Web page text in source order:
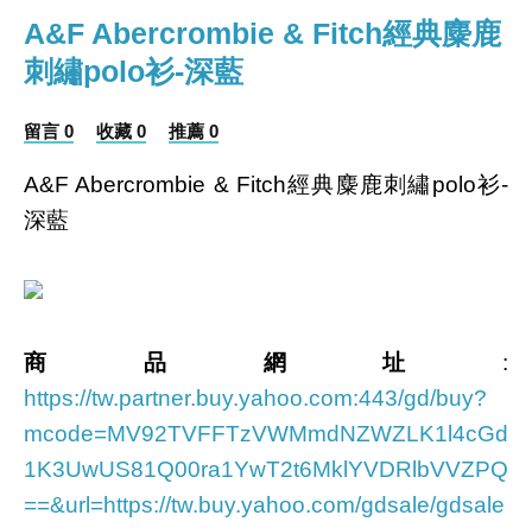
A&F Abercrombie & Fitch經典麋鹿
刺繡polo衫-深藍
留言 0 收藏 0 推薦 0
A&F Abercrombie & Fitch經典麋鹿刺繡polo衫-
深藍
商品網址 :
https://tw.partner.buy.yahoo.com:443/gd/buy?
mcode=MV92TVFFTzVWMmdNZWZLK1l4cGd
1K3UwUS81Q00ra1YwT2t6MklYVDRlbVVZPQ
==&url=https://tw.buy.yahoo.com/gdsale/gdsale